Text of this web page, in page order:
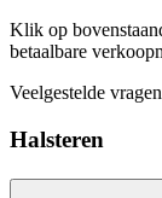
Klik op
betaalbare
Veelgestelde
Halsteren